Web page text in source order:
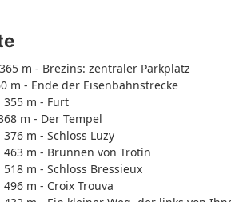
m - Brezins: zentraler Parkplatz
m - Ende der Eisenbahnstrecke
m - Furt
m - Der Tempel
m - Schloss Luzy
m - Brunnen von Trotin
m - Schloss Bressieux
m - Croix Trouva